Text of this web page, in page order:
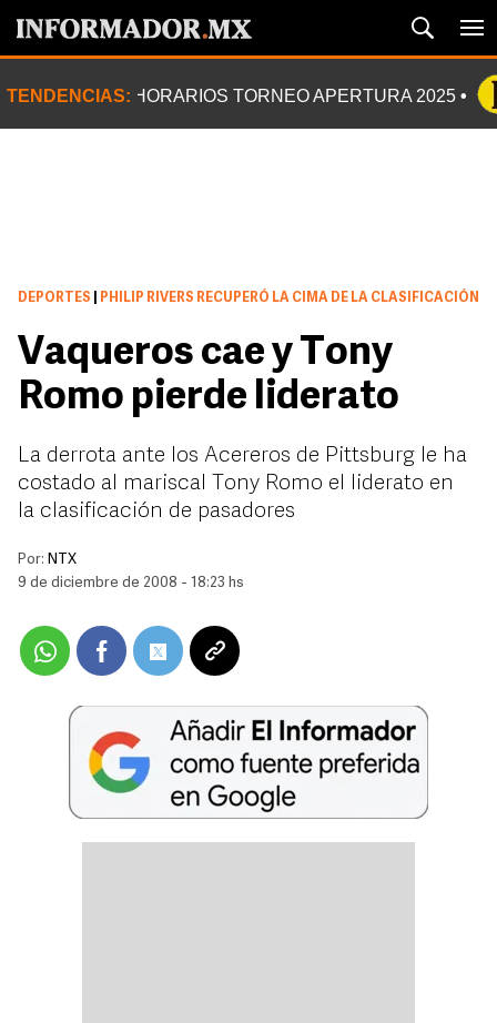
TENDENCIAS: HORARIOS TORNEO APERTURA 2025
DEPORTES PHILIP RIVERS RECUPERÓ LA CIMA DE LA CLASIFICACIÓN
Vaqueros cae y Tony
Romo pierde liderato
La derrota ante los Acereros de Pittsburg le ha
costado al mariscal Tony Romo el liderato en
la clasificación de pasadores
Por: NTX
9 de diciembre de 2008 - 18:23 hs